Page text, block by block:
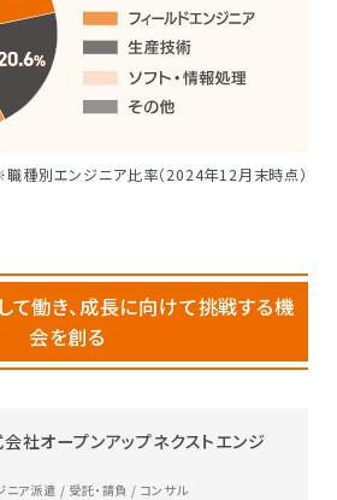
種別エンジニア比率（2024年12月末時点）
て働き、成長に向けて挑戦する機
会を創る
社オープンアップネクストエンジ
ニア派遣 / 受託・請負 / コンサル